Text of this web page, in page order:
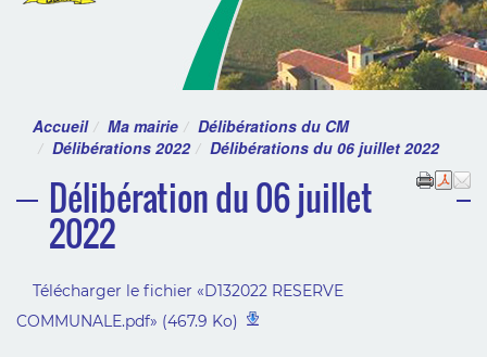
Accueil Ma mairie
Délibérations du CM
Délibérations 2022
Délibérations du 06 juillet 2022
Délibération du 06 juillet
2022
Télécharger le fichier «D132022 RESERVE
COMMUNALE.pdf» (467.9 Ko)